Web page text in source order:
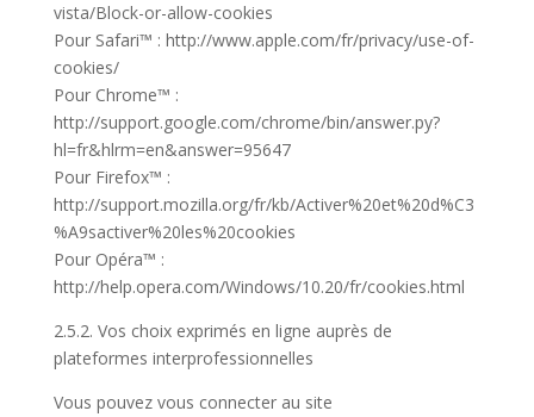
vista/Block-or-allow-cookies
Pour Safari™ : http://www.apple.com/fr/privacy/use-of-
cookies/
Pour Chrome™ :
http://support.google.com/chrome/bin/answer.py?
hl=fr&hlrm=en&answer=95647
Pour Firefox™ :
http://support.mozilla.org/fr/kb/Activer%20et%20d%C3
%A9sactiver%20les%20cookies
Pour Opéra™ :
http://help.opera.com/Windows/10.20/fr/cookies.html
2.5.2. Vos choix exprimés en ligne auprès de
plateformes interprofessionnelles
Vous pouvez vous connecter au site